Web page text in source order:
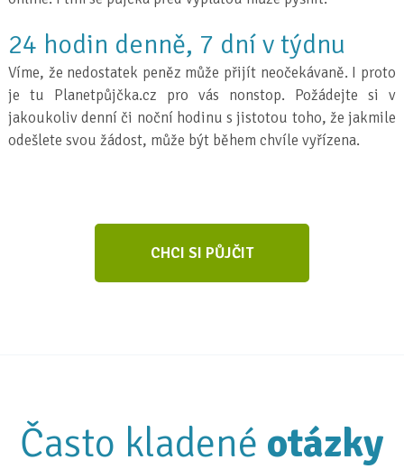
24 hodin denně, 7 dní v týdnu
Víme, že nedostatek peněz může přijít neočekávaně. I proto
je tu Planetpůjčka.cz pro vás nonstop. Požádejte si v
jakoukoliv denní či noční hodinu s jistotou toho, že jakmile
odešlete svou žádost, může být během chvíle vyřízena.
CHCI SI PŮJČIT
Často kladené otázky